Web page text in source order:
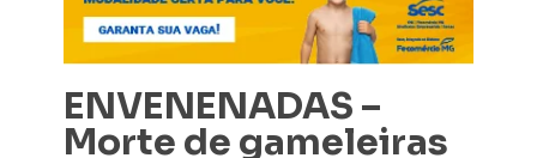
ENVENENADAS –
Morte de gameleiras